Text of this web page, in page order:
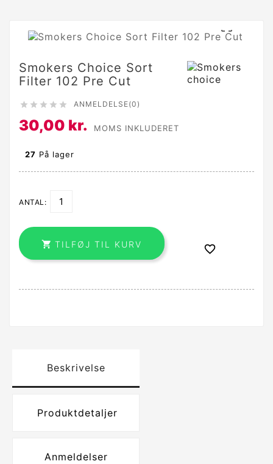

Smokers Choice Sort
Filter 102 Pre Cut
     ANMELDELSE(0)
30,00 kr. MOMS INKLUDERET
27 På lager
ANTAL:
 TILFØJ TIL KURV 
Beskrivelse
Produktdetaljer
Anmeldelser